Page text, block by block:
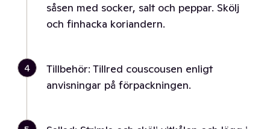
såsen med socker, salt och peppar. Skölj
och finhacka koriandern.
4
Tillbehör: Tillred couscousen enligt
anvisningar på förpackningen.